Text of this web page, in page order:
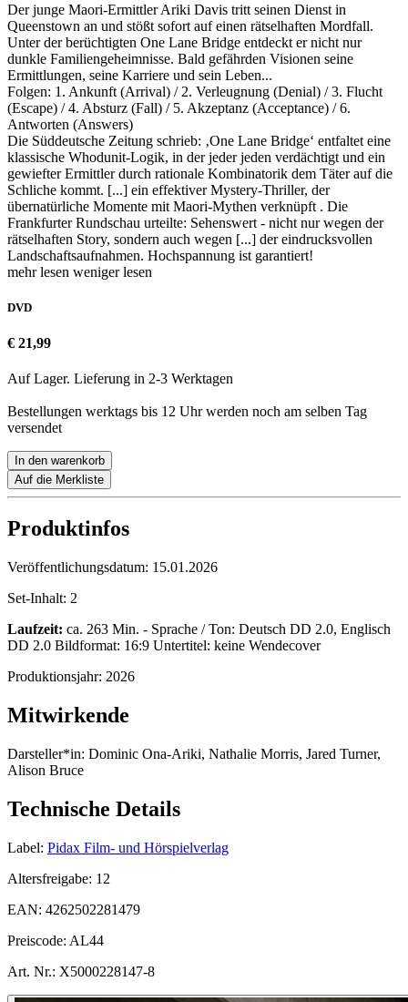
Der junge Maori-Ermittler Ariki Davis tritt seinen Dienst in
Queenstown an und stößt sofort auf einen rätselhaften Mordfall.
Unter der berüchtigten One Lane Bridge entdeckt er nicht nur
dunkle Familiengeheimnisse. Bald gefährden Visionen seine
Ermittlungen, seine Karriere und sein Leben...
Folgen: 1. Ankunft (Arrival) / 2. Verleugnung (Denial) / 3. Flucht
(Escape) / 4. Absturz (Fall) / 5. Akzeptanz (Acceptance) / 6.
Antworten (Answers)
Die Süddeutsche Zeitung schrieb: ‚One Lane Bridge‘ entfaltet eine
klassische Whodunit-Logik, in der jeder jeden verdächtigt und ein
gewiefter Ermittler durch rationale Kombinatorik dem Täter auf die
Schliche kommt. [...] ein effektiver Mystery-Thriller, der
übernatürliche Momente mit Maori-Mythen verknüpft . Die
Frankfurter Rundschau urteilte: Sehenswert - nicht nur wegen der
rätselhaften Story, sondern auch wegen [...] der eindrucksvollen
Landschaftsaufnahmen. Hochspannung ist garantiert!
mehr lesen weniger lesen
DVD
€ 21,99
Auf Lager. Lieferung in 2-3 Werktagen
Bestellungen werktags bis 12 Uhr werden noch am selben Tag
versendet
In den warenkorb
Auf die Merkliste
Produktinfos
Veröffentlichungsdatum: 15.01.2026
Set-Inhalt: 2
Laufzeit: ca. 263 Min. - Sprache / Ton: Deutsch DD 2.0, Englisch
DD 2.0 Bildformat: 16:9 Untertitel: keine Wendecover
Produktionsjahr: 2026
Mitwirkende
Darsteller*in: Dominic Ona-Ariki, Nathalie Morris, Jared Turner,
Alison Bruce
Technische Details
Label: Pidax Film- und Hörspielverlag
Altersfreigabe: 12
EAN: 4262502281479
Preiscode: AL44
Art. Nr.: X5000228147-8